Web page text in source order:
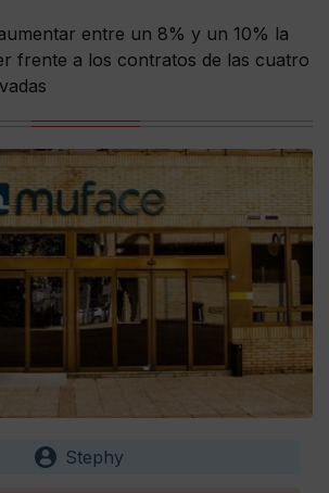
entre un 8% y un 10% la
frente a los contratos de las cuatro
Stephy